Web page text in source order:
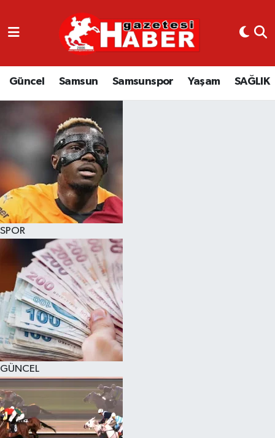
Güncel Samsun Samsunspor Yaşam SAĞLIK
SPOR
GÜNCEL
GÜNCEL
SAMSUN
EKONOMİ
YAŞAM